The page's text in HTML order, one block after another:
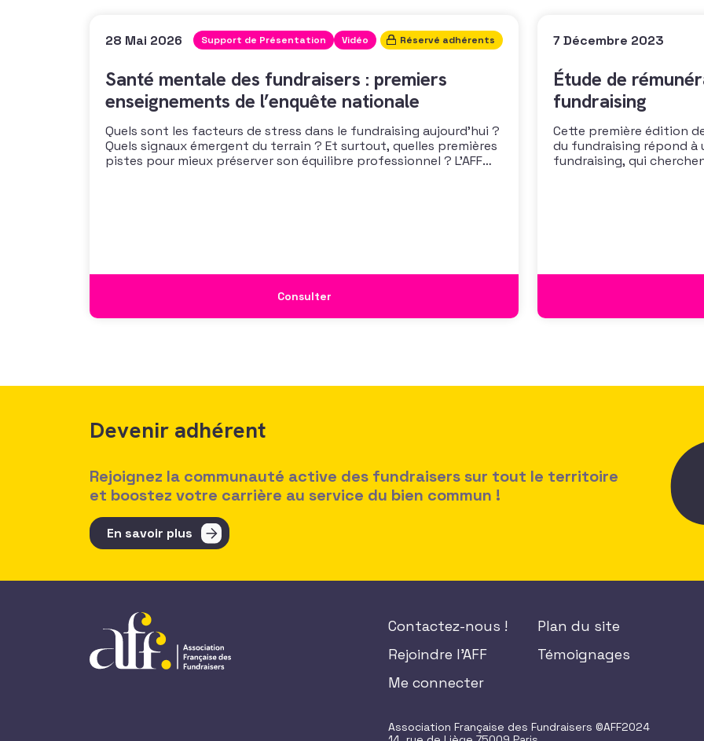
28 Mai 2026 Support de Présentation Vidéo Réservé adhérents
Santé mentale des fundraisers : premiers
enseignements de l’enquête nationale
Quels sont les facteurs de stress dans le fundraising aujourd’hui ?
Quels signaux émergent du terrain ? Et surtout, quelles premières
pistes pour mieux préserver son équilibre professionnel ? L’AFF
Consulter
7 Décembre 2023
Étude de
fundraising
Cette première édition
du fundraising répond à
fundraising, qui
Devenir adhérent
Rejoignez la communauté active des fundraisers sur tout le territoire
et boostez votre carrière au service du bien commun !
En savoir plus
Contactez-nous !
Rejoindre l'AFF
Me connecter
Plan du site
Témoignages
Association Française des Fundraisers ©AFF2024